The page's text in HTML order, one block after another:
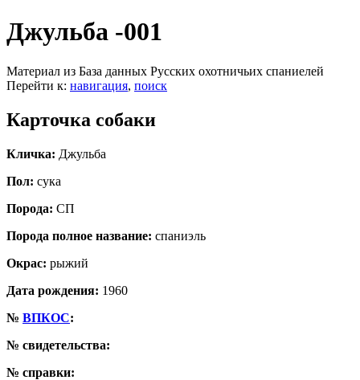
Джульба -001
Материал из База данных Русских охотничьих спаниелей
Перейти к: навигация, поиск
Карточка собаки
Кличка: Джульба
Пол: сука
Порода: СП
Порода полное название: спаниэль
Окрас: рыжий
Дата рождения: 1960
№ ВПКОС:
№ свидетельства:
№ справки: